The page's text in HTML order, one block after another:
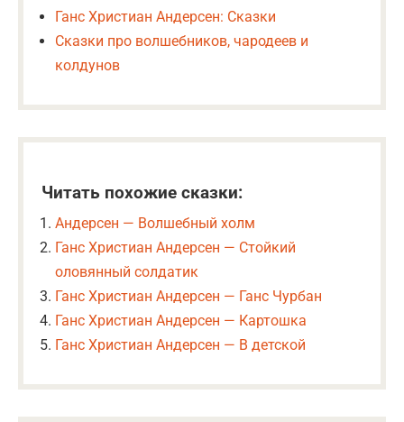
Ганс Христиан Андерсен: Сказки
Сказки про волшебников, чародеев и
колдунов
Читать похожие сказки:
Андерсен — Волшебный холм
Ганс Христиан Андерсен — Стойкий
оловянный солдатик
Ганс Христиан Андерсен — Ганс Чурбан
Ганс Христиан Андерсен — Картошка
Ганс Христиан Андерсен — В детской